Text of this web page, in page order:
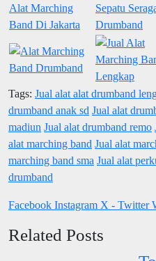
Tags: Jual alat alat drumband
drumband anak sd Jual alat
madiun Jual alat drumband remo
alat marching band Jual alat
marching band sma Jual alat
drumband
Facebook Instagram X - Twitter
Related Posts